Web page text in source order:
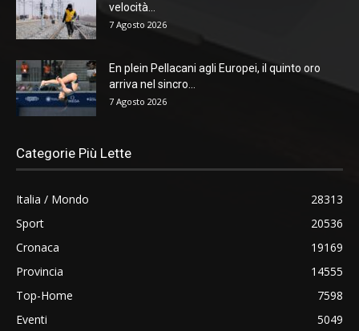
velocità...
7 Agosto 2026
En plein Pellacani agli Europei, il quinto oro
arriva nel sincro...
7 Agosto 2026
Categorie Più Lette
Italia / Mondo
28313
Sport
20536
Cronaca
19169
Provincia
14555
Top-Home
7598
Eventi
5049